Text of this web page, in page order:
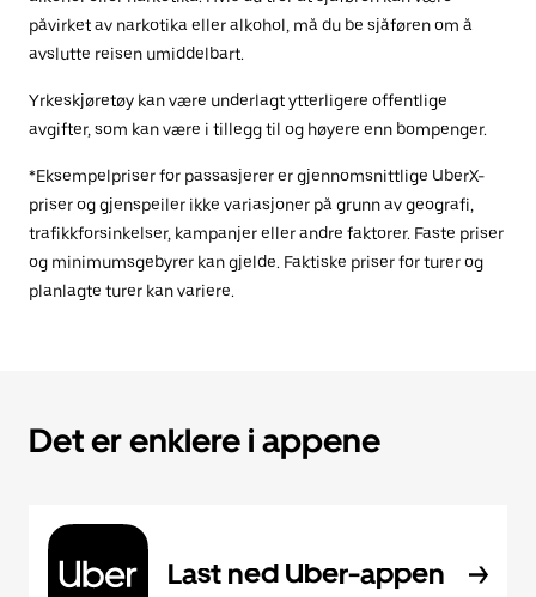
påvirket av narkotika eller alkohol, må du be sjåføren om å
avslutte reisen umiddelbart.
Yrkeskjøretøy kan være underlagt ytterligere offentlige
avgifter, som kan være i tillegg til og høyere enn bompenger.
*Eksempelpriser for passasjerer er gjennomsnittlige UberX-
priser og gjenspeiler ikke variasjoner på grunn av geografi,
trafikkforsinkelser, kampanjer eller andre faktorer. Faste priser
og minimumsgebyrer kan gjelde. Faktiske priser for turer og
planlagte turer kan variere.
Det er enklere i appene
Last ned Uber-appen